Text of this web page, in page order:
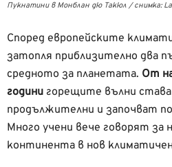
Пукнатини в Монблан дю Такюл / снимка: La
Според европейските
затопля приблизително два
средното за планетата. От
години горещите вълни
продължителни и започват
Много учени вече говорят за
континента в нов